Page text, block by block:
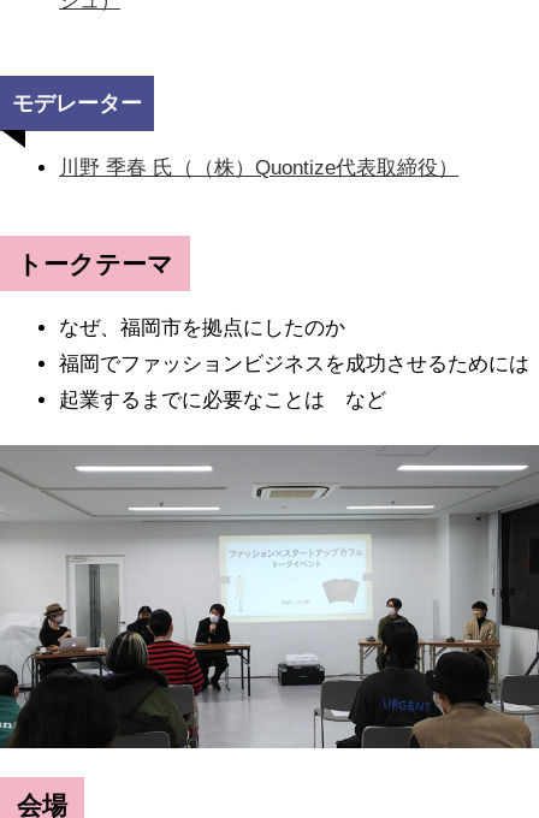
モデレーター
川野 季春 氏（（株）Quontize代表取締役）
トークテーマ
なぜ、福岡市を拠点にしたのか
福岡でファッションビジネスを成功させるためには
起業するまでに必要なことは など
会場